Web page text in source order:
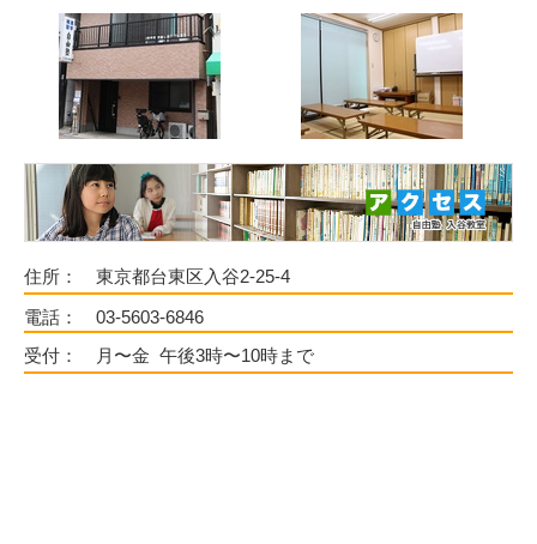
ました。
午後も第二志望校を受けたので、帰宅したのは18時
過ぎ。
そこから一段落して、第一志望校、高輪の合格発表
PCに番号を入れて…パッ。
「…やったーーーーーーー‼‼‼」
と同時に、まだ12歳の胸が現状を受け入れられずに
「ハーッ！ハーーーッ‼」
と胸に手を当てて、深呼吸をしていました。
そこで初めて、彼がこんなにもプレッシャーと戦っ
ていたんだ、ということに気付かされました。
住所：
東京都台東区入谷2-25-4
電話：
03-5603-6846
受付：
月〜金 午後3時〜10時まで